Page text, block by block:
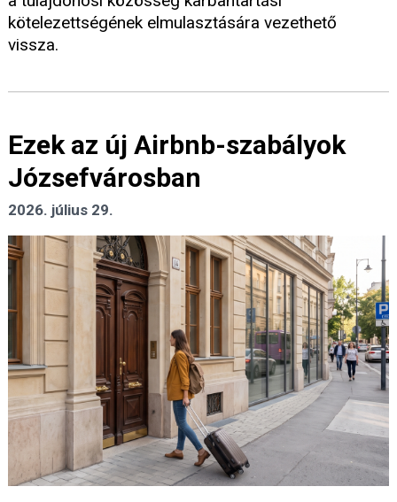
kötelezettségének elmulasztására vezethető
vissza.
Ezek az új Airbnb-szabályok
Józsefvárosban
2026. július 29.